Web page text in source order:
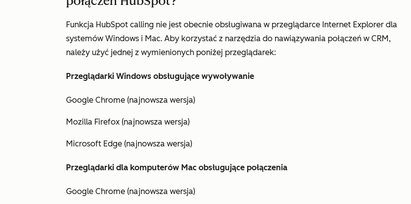
Funkcja HubSpot calling nie jest obecnie obsługiwana w przeglądarce Internet Explorer dla
systemów Windows i Mac. Aby korzystać z narzędzia do nawiązywania połączeń w CRM,
należy użyć jednej z wymienionych poniżej przeglądarek:
Przeglądarki Windows obsługujące wywoływanie
Google Chrome (najnowsza wersja)
Mozilla Firefox (najnowsza wersja)
Microsoft Edge (najnowsza wersja)
Przeglądarki dla komputerów Mac obsługujące połączenia
Google Chrome (najnowsza wersja)